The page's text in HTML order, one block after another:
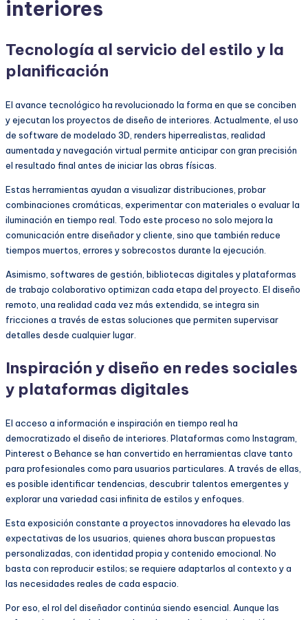
interiores
Tecnología al servicio del estilo y la
planificación
El avance tecnológico ha revolucionado la forma en que se conciben
y ejecutan los proyectos de diseño de interiores. Actualmente, el uso
de software de modelado 3D, renders hiperrealistas, realidad
aumentada y navegación virtual permite anticipar con gran precisión
el resultado final antes de iniciar las obras físicas.
Estas herramientas ayudan a visualizar distribuciones, probar
combinaciones cromáticas, experimentar con materiales o evaluar la
iluminación en tiempo real. Todo este proceso no solo mejora la
comunicación entre diseñador y cliente, sino que también reduce
tiempos muertos, errores y sobrecostos durante la ejecución.
Asimismo, softwares de gestión, bibliotecas digitales y plataformas
de trabajo colaborativo optimizan cada etapa del proyecto. El diseño
remoto, una realidad cada vez más extendida, se integra sin
fricciones a través de estas soluciones que permiten supervisar
detalles desde cualquier lugar.
Inspiración y diseño en redes sociales
y plataformas digitales
El acceso a información e inspiración en tiempo real ha
democratizado el diseño de interiores. Plataformas como Instagram,
Pinterest o Behance se han convertido en herramientas clave tanto
para profesionales como para usuarios particulares. A través de ellas,
es posible identificar tendencias, descubrir talentos emergentes y
explorar una variedad casi infinita de estilos y enfoques.
Esta exposición constante a proyectos innovadores ha elevado las
expectativas de los usuarios, quienes ahora buscan propuestas
personalizadas, con identidad propia y contenido emocional. No
basta con reproducir estilos; se requiere adaptarlos al contexto y a
las necesidades reales de cada espacio.
Por eso, el rol del diseñador continúa siendo esencial. Aunque las